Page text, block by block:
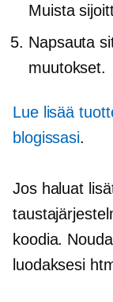
Muista
Napsauta
muutokset.
Lue lisää
blogissasi.
Jos haluat
koodia.
luodaksesi